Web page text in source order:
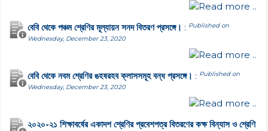
Read more ..
বেবি থেকে পঞ্চম শ্রেণির মূল্যায়ন সনদ বিতরণ প্রসঙ্গে। : Published on
Wednesday, December 23, 2020
Read more ..
বেবি থেকে নবম শ্রেণির ঙহষরহব ক্লাসসমূহ বন্ধ প্রসঙ্গে। : Published on
Wednesday, December 23, 2020
Read more ..
২০২০-২১ শিক্ষাবর্ষের একাদশ শ্রেণির প্রবেশপত্র বিতরণের কক্ষ বিন্যাস ও শ্রেণি